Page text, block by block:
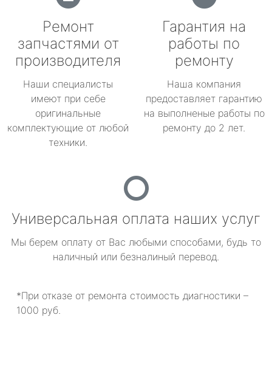
Ремонт
запчастями от
производителя
Наши специалисты
имеют при себе
оригинальные
комплектующие от любой
техники.
Гарантия на
работы по
ремонту
Наша компания
предоставляет гарантию
на выполненые работы по
ремонту до 2 лет.
Универсальная оплата наших услуг
Мы берем оплату от Вас любыми способами, будь то
наличный или безналиный перевод.
*При отказе от ремонта стоимость диагностики –
1000 руб.